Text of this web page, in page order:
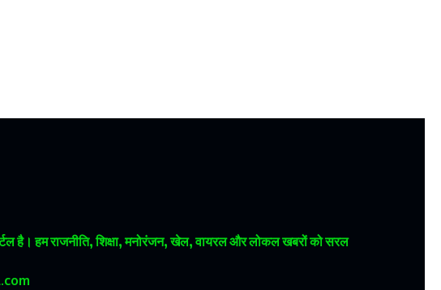
है। हम राजनीति, शिक्षा, मनोरंजन, खेल, वायरल और लोकल खबरों को सरल